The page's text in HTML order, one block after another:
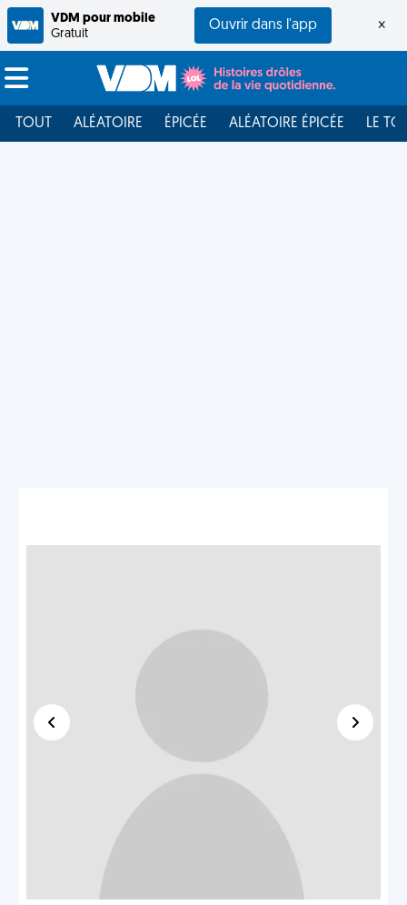
VDM pour mobile
Gratuit
Ouvrir dans l'app ×
TOUT ALÉATOIRE ÉPICÉE ALÉATOIRE ÉPICÉE LE